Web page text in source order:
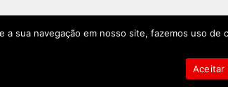
a sua navegação em nosso site, fazemos uso
Aceitar